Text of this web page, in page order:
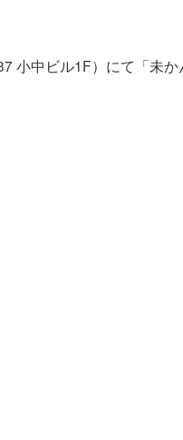
小中ビル1F）にて「未か